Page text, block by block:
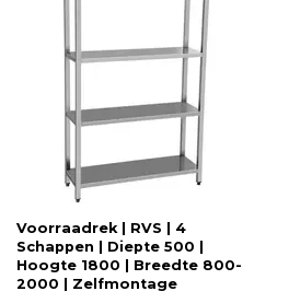
Voorraadrek | RVS | 4
Schappen | Diepte 500 |
Hoogte 1800 | Breedte 800-
2000 | Zelfmontage